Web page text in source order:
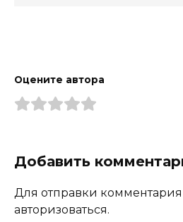
Оцените автора
Добавить
Для отправки
авторизоваться.